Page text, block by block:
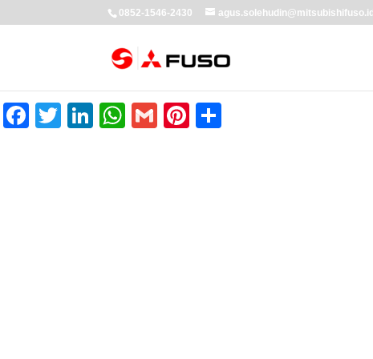
0852-1546-2430 agus.solehudin@mitsubishifuso.id
Facebook
TwitterLinkedIn
WhatsApp
GmailPinterest